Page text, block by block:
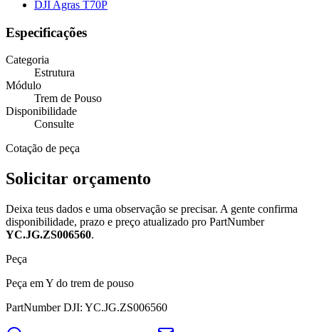
DJI Agras T70P
Especificações
Categoria
Estrutura
Módulo
Trem de Pouso
Disponibilidade
Consulte
Cotação de peça
Solicitar orçamento
Deixa teus dados e uma observação se precisar. A gente confirma
disponibilidade, prazo e preço atualizado pro PartNumber
YC.JG.ZS006560.
Peça
Peça em Y do trem de pouso
PartNumber DJI: YC.JG.ZS006560